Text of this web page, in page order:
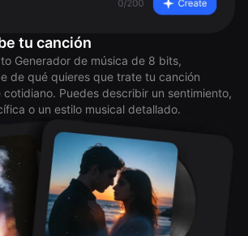
tu canción
Generador de música de 8 bits,
de qué quieres que trate tu canción
cotidiano. Puedes describir un sentimiento,
o un estilo musical detallado.